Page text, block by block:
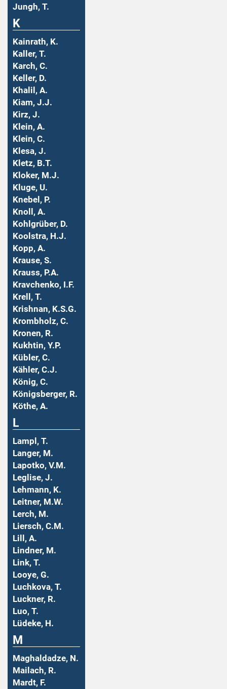
Jungh, T.
K
Kainrath, K.
Kaller, T.
Karch, C.
Keller, D.
Khalil, A.
Kiam, J.J.
Kirz, J.
Klein, A.
Klein, C.
Klesa, J.
Kletz, B.T.
Kloker, M.J.
Kluge, U.
Knebel, P.
Knoll, A.
Kohlgrüber, D.
Koolstra, H.J.
Kopp, A.
Krause, S.
Krauss, P.A.
Kravchenko, I.F.
Krell, T.
Krishnan, K.S.G.
Krombholz, C.
Kronen, R.
Kukhtin, Y.P.
Kübler, C.
Kähler, C.J.
König, C.
Königsberger, R.
Köthe, A.
L
Lampl, T.
Langer, M.
Lapotko, V.M.
Leglise, J.
Lehmann, K.
Leitner, M.W.
Lerch, M.
Liersch, C.M.
Lill, A.
Lindner, M.
Link, T.
Looye, G.
Luchkova, T.
Luckner, R.
Luo, T.
Lüdeke, H.
M
Maghaldadze, N.
Mailach, R.
Mardt, F.